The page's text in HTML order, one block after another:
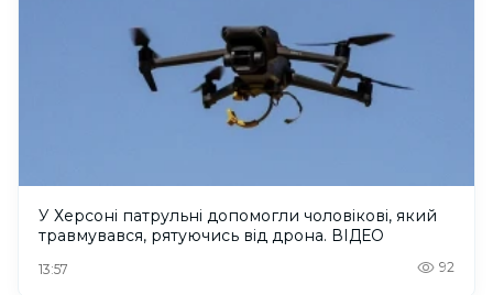
У Херсоні патрульні допомогли чоловікові, який
травмувався, рятуючись від дрона. ВІДЕО
13:57 92